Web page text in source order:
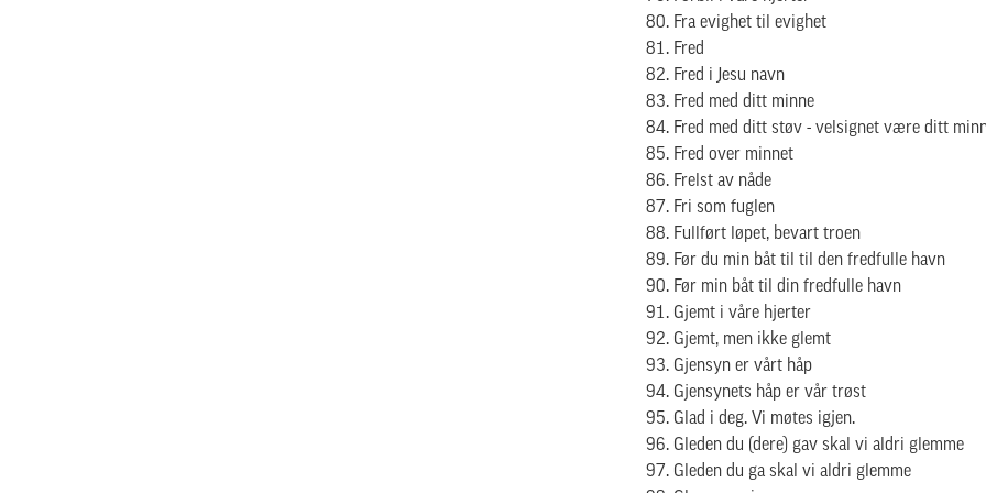
Fra evighet til evighet
Fred
Fred i Jesu navn
Fred med ditt minne
Fred med ditt støv - velsignet være ditt
Fred over minnet
Frelst av nåde
Fri som fuglen
Fullført løpet, bevart troen
Før du min båt til til den fredfulle havn
Før min båt til din fredfulle havn
Gjemt i våre hjerter
Gjemt, men ikke glemt
Gjensyn er vårt håp
Gjensynets håp er vår trøst
Glad i deg. Vi møtes igjen.
Gleden du (dere) gav skal vi aldri glemme
Gleden du ga skal vi aldri glemme